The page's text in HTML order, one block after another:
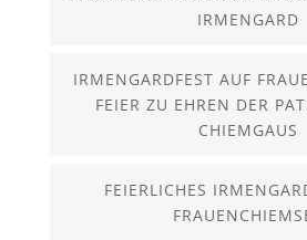
IRMENGARD
IRMENGARDFEST AUF
FEIER ZU EHREN DER
CHIEMGAUS
FEIERLICHES